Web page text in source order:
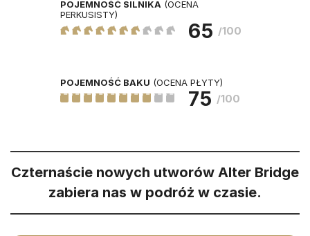
POJEMNOŚĆ SILNIKA (OCENA
PERKUSISTY)
65 /100
POJEMNOŚĆ BAKU (OCENA PŁYTY)
75 /100
Czternaście nowych utworów Alter Bridge
zabiera nas w podróż w czasie.